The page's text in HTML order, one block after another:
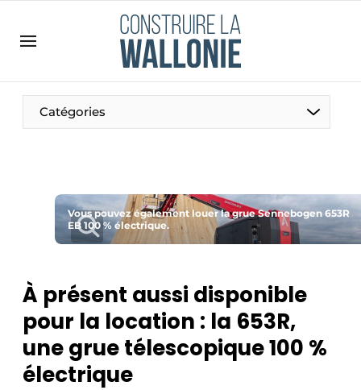
Emploi
Enregistrer une offre d’emploi
Meest gelezen
Newsletter
Privacy / Cookie statement
S’inscrire à l’événement
S’inscrire
Termes et conditions
Catégories
Vous pouvez également louer la grue Sennebogen 653R
EB 100 % électrique.
À présent aussi disponible
pour la location : la 653R,
une grue télescopique 100 %
électrique